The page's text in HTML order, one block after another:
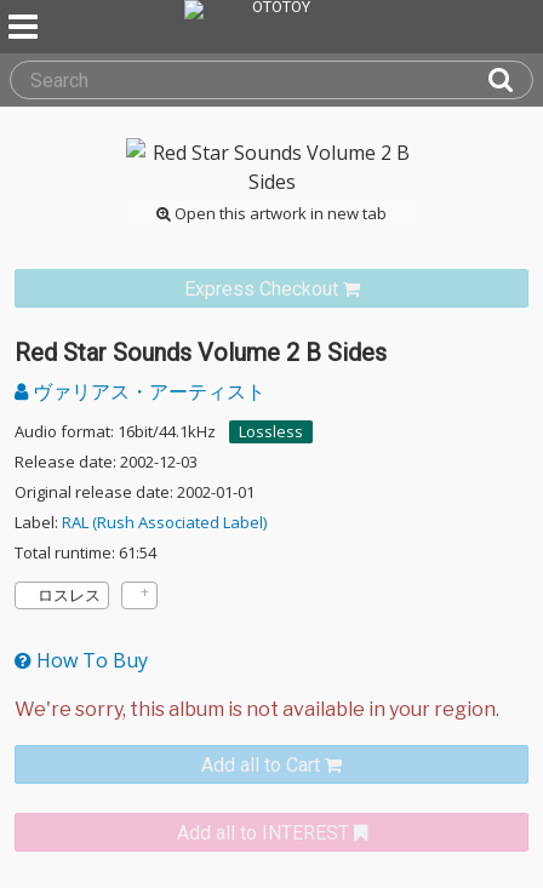
Open this artwork in new tab
Express Checkout
Red Star Sounds Volume 2 B Sides
ヴァリアス・アーティスト
Audio format: 16bit/44.1kHz
Lossless
Release date: 2002-12-03
Original release date: 2002-01-01
Label: RAL (Rush Associated Label)
Total runtime: 61:54
ロスレス
How To Buy
Add all to Cart
Add all to INTEREST